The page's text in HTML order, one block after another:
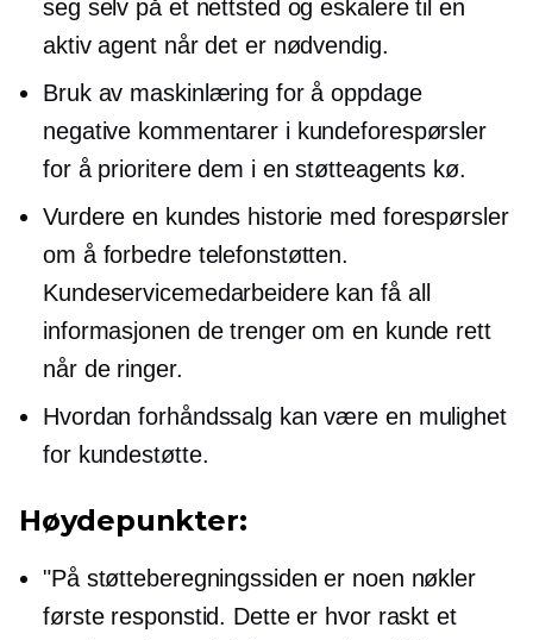
seg selv på et nettsted og eskalere til en
aktiv agent når det er nødvendig.
Bruk av maskinlæring for å oppdage
negative kommentarer i kundeforespørsler
for å prioritere dem i en støtteagents kø.
Vurdere en kundes historie med forespørsler
om å forbedre telefonstøtten.
Kundeservicemedarbeidere kan få all
informasjonen de trenger om en kunde rett
når de ringer.
Hvordan forhåndssalg kan være en mulighet
for kundestøtte.
Høydepunkter:
"På støtteberegningssiden er noen nøkler
første responstid. Dette er hvor raskt et